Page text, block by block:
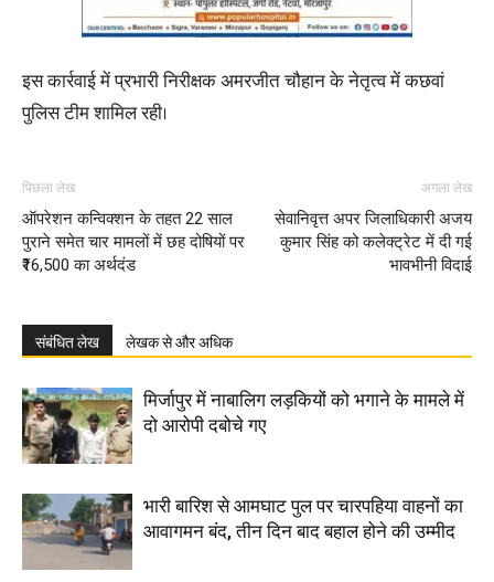
इस कार्रवाई में प्रभारी निरीक्षक अमरजीत चौहान के नेतृत्व में कछवां
पुलिस टीम शामिल रही।
पिछला लेख
ऑपरेशन कन्विक्शन के तहत 22 साल
पुराने समेत चार मामलों में छह दोषियों पर
₹16,500 का अर्थदंड
अगला लेख
सेवानिवृत्त अपर जिलाधिकारी अजय
कुमार सिंह को कलेक्ट्रेट में दी गई
भावभीनी विदाई
संबंधित लेख लेखक से और अधिक
मिर्जापुर में नाबालिग लड़कियों को भगाने के मामले में
दो आरोपी दबोचे गए
भारी बारिश से आमघाट पुल पर चारपहिया वाहनों का
आवागमन बंद, तीन दिन बाद बहाल होने की उम्मीद